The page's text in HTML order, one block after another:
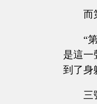
而
“
是這一
到了身
三